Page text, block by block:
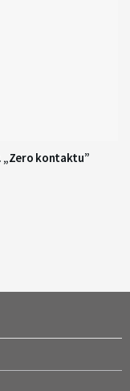
„Zero kontaktu”